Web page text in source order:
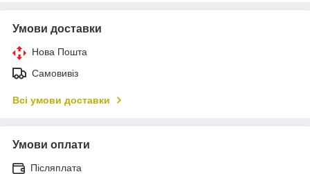
Умови доставки
Нова Пошта
Самовивіз
Всі умови доставки
Умови оплати
Післяплата